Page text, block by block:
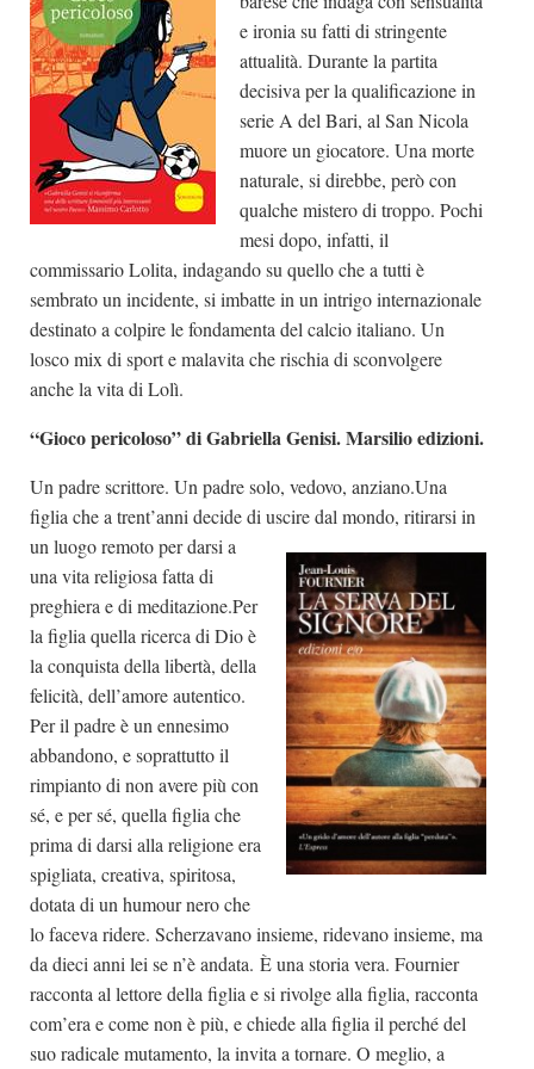
e ironia su fatti di stringente
attualità. Durante la partita
decisiva per la qualificazione in
serie A del Bari, al San Nicola
muore un giocatore. Una morte
naturale, si direbbe, però con
qualche mistero di troppo. Pochi
mesi dopo, infatti, il
commissario Lolita, indagando su quello che a tutti è
sembrato un incidente, si imbatte in un intrigo internazionale
destinato a colpire le fondamenta del calcio italiano. Un
losco mix di sport e malavita che rischia di sconvolgere
anche la vita di Lolì.
“Gioco pericoloso” di Gabriella Genisi. Marsilio edizioni.
Un padre scrittore. Un padre solo, vedovo, anziano.Una
figlia che a trent’anni decide di uscire dal mondo, ritirarsi in
un luogo remotoper darsi a
una vita religiosa fatta di
preghiera e di meditazione.Per
la figlia quella ricerca di Dio è
la conquista della libertà, della
felicità, dell’amore autentico.
Per il padre è un ennesimo
abbandono, e soprattutto il
rimpianto di non avere più con
sé, e per sé, quella figlia che
prima di darsi alla religione era
spigliata, creativa, spiritosa,
dotata di un humour nero che
lo faceva ridere. Scherzavano insieme, ridevano insieme, ma
da dieci anni lei se n’è andata. È una storia vera. Fournier
racconta al lettore della figlia e si rivolge alla figlia, racconta
com’era e come non è più, e chiede alla figlia il perché del
suo radicale mutamento, la invita a tornare. O meglio, a